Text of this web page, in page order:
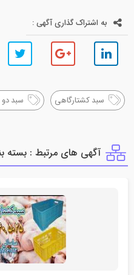
به اشتراک گذاری آگهی :
سبد کشتارگاهی سبد
آگهی های مرتبط : بسته